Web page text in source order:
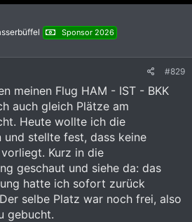
Sponsor 2026
#829
meinen Flug HAM - IST - BKK
auch gleich Plätze am
Heute wollte ich die
und stellte fest, dass keine
Kurz in die
geschaut und siehe da: das
hatte ich sofort zurück
selbe Platz war noch frei, also
gebucht.